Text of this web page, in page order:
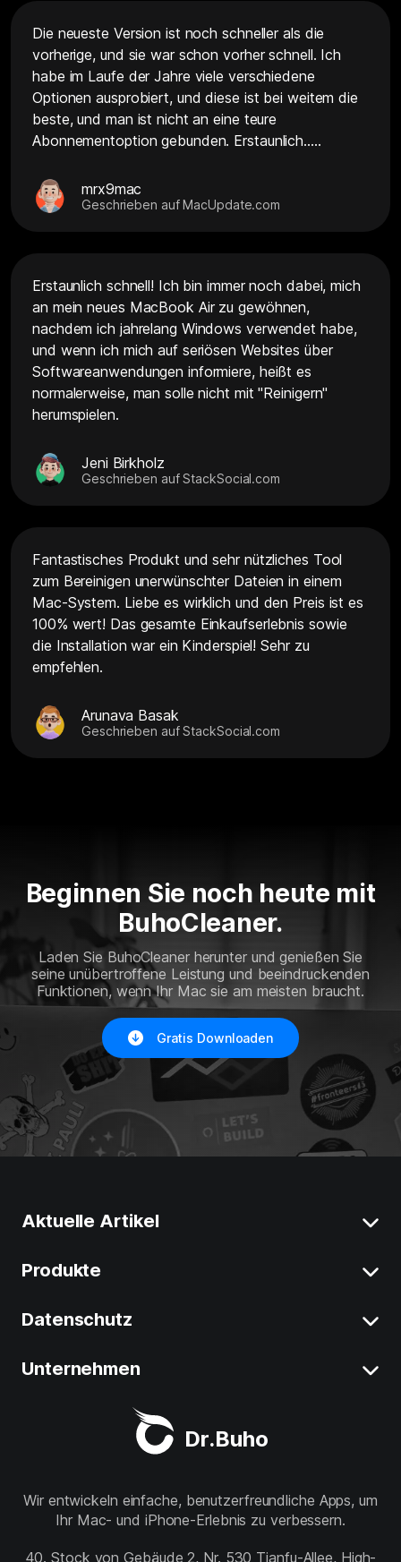
Die neueste Version ist noch schneller als die
vorherige, und sie war schon vorher schnell. Ich
habe im Laufe der Jahre viele verschiedene
Optionen ausprobiert, und diese ist bei weitem die
beste, und man ist nicht an eine teure
Abonnementoption gebunden. Erstaunlich.....
mrx9mac
Geschrieben auf MacUpdate.com
Erstaunlich schnell! Ich bin immer noch dabei, mich
an mein neues MacBook Air zu gewöhnen,
nachdem ich jahrelang Windows verwendet habe,
und wenn ich mich auf seriösen Websites über
Softwareanwendungen informiere, heißt es
normalerweise, man solle nicht mit "Reinigern"
herumspielen.
Jeni Birkholz
Geschrieben auf StackSocial.com
Fantastisches Produkt und sehr nützliches Tool
zum Bereinigen unerwünschter Dateien in einem
Mac-System. Liebe es wirklich und den Preis ist es
100% wert! Das gesamte Einkaufserlebnis sowie
die Installation war ein Kinderspiel! Sehr zu
empfehlen.
Arunava Basak
Geschrieben auf StackSocial.com
Beginnen Sie noch heute mit
BuhoCleaner.
Laden Sie BuhoCleaner herunter und genießen Sie
seine unübertroffene Leistung und beeindruckenden
Funktionen, wenn Ihr Mac sie am meisten braucht.
Gratis Downloaden
Dr.Buho
Wir entwickeln einfache, benutzerfreundliche Apps, um
Ihr Mac- und iPhone-Erlebnis zu verbessern.
40. Stock von Gebäude 2, Nr. 530 Tianfu-Allee, High-
Aktuelle Artikel
Mac Systemdaten Löschen
Mac Programme Deinstallieren
Beste Mac-Cleaner
Produkte
BuhoCleaner
BuhoUnlocker
BuhoLaunchpad
Datenschutz
Rechtliches
Unternehmen
Store
Folge uns